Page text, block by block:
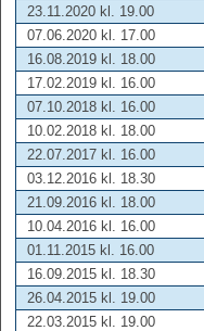
23.11.2020 kl. 19.00
07.06.2020 kl. 17.00
16.08.2019 kl. 18.00
17.02.2019 kl. 16.00
07.10.2018 kl. 16.00
10.02.2018 kl. 18.00
22.07.2017 kl. 16.00
03.12.2016 kl. 18.30
21.09.2016 kl. 18.00
10.04.2016 kl. 16.00
01.11.2015 kl. 16.00
16.09.2015 kl. 18.30
26.04.2015 kl. 19.00
22.03.2015 kl. 19.00